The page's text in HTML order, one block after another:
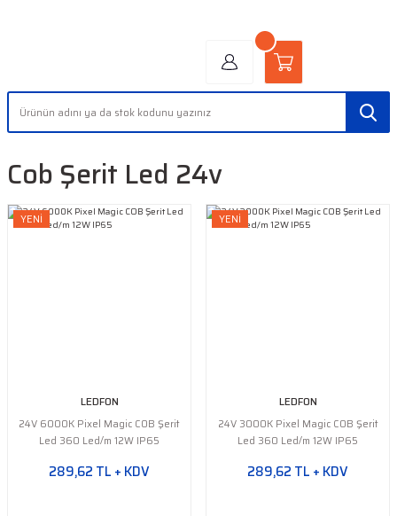
Cob Şerit Led 24v
YENİ
LEDFON
24V 6000K Pixel Magic COB Şerit
Led 360 Led/m 12W IP65
289,62 TL + KDV
YENİ
LEDFON
24V 3000K Pixel Magic COB Şerit
Led 360 Led/m 12W IP65
289,62 TL + KDV